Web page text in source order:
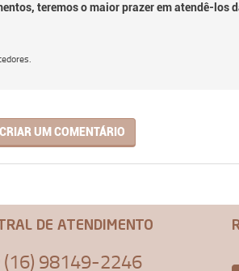
teremos o maior prazer em atendê-los
CRIAR UM COMENTÁRIO
DE ATENDIMENTO
(16) 98149-2246